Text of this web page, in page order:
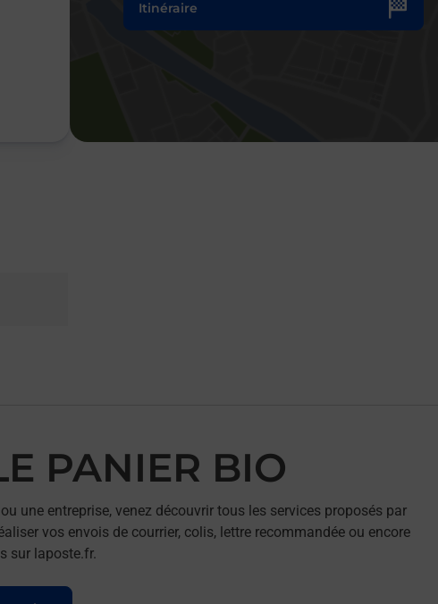
Itinéraire
PANIER BIO
une entreprise, venez découvrir tous les services proposés par
vos envois de courrier, colis, lettre recommandée ou encore
sur laposte.fr.